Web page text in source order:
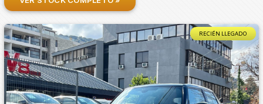
RECIÉN LLEGADO